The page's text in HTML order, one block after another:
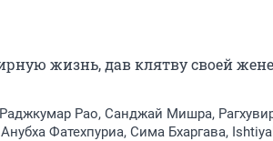
жизнь, дав клятву своей
Рао, Санджай Мишра,
Фатехпуриа, Сима Бхаргава,